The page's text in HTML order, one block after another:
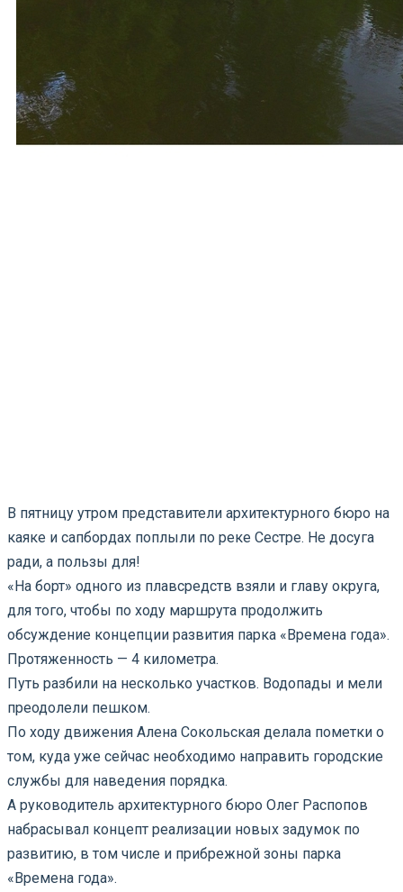
В пятницу утром представители архитектурного бюро на
каяке и сапбордах поплыли по реке Сестре. Не досуга
ради, а пользы для!
«На борт» одного из плавсредств взяли и главу округа,
для того, чтобы по ходу маршрута продолжить
обсуждение концепции развития парка «Времена года».
Протяженность — 4 километра.
Путь разбили на несколько участков. Водопады и мели
преодолели пешком.
По ходу движения Алена Сокольская делала пометки о
том, куда уже сейчас необходимо направить городские
службы для наведения порядка.
А руководитель архитектурного бюро Олег Распопов
набрасывал концепт реализации новых задумок по
развитию, в том числе и прибрежной зоны парка
«Времена года».